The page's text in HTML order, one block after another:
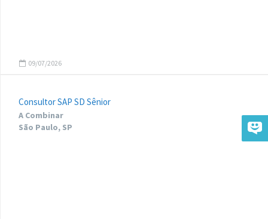
09/07/2026
Consultor SAP SD Sênior
A Combinar
São Paulo, SP